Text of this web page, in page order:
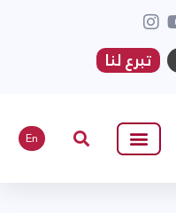
تبرع لنا
En